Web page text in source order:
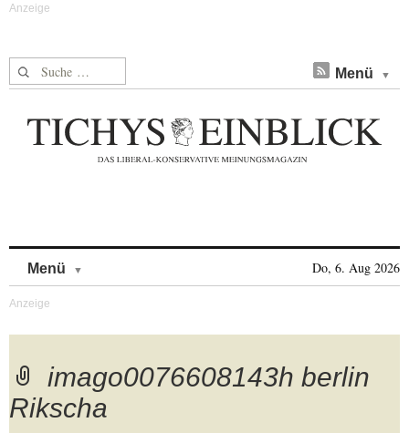
Suche nach: Menü
Menü Do, 6. Aug 2026
imago0076608143h berlin
Rikscha